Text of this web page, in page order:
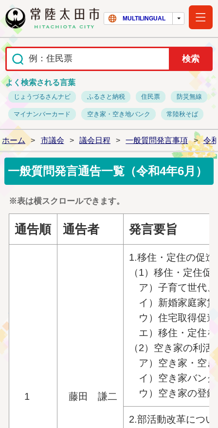
常陸太田市ホー
MULTILINGUAL
よく検索される言葉
じょうづるさんナビ ふるさと納税 住民票 防災無線
マイナンバーカード 空き家・空き地バンク 常陸秋そば
ホーム > 市議会 > 議会日程 > 一般質問発言事項 > 令
一般質問発言通告一覧（令和4年6月）
※表は横スクロールできます。
通告順 通告者 発言要旨
1 藤田 謙二
1.移住・定住の促進
（1）移住・定住
ア）子育て世代、
イ）新婚家庭家賃
ウ）住宅取得促進
エ）移住・定住を
（2）空き家の利
ア）空き家・空き
イ）空き家バンク
ウ）空き家の登録
2.部活動改革につい